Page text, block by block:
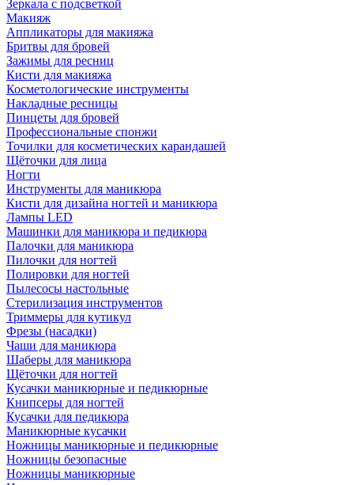
Зеркала с подсветкой
Макияж
Аппликаторы для макияжа
Бритвы для бровей
Зажимы для ресниц
Кисти для макияжа
Косметологические инструменты
Накладные ресницы
Пинцеты для бровей
Профессиональные спонжи
Точилки для косметических карандашей
Щёточки для лица
Ногти
Инструменты для маникюра
Кисти для дизайна ногтей и маникюра
Лампы LED
Машинки для маникюра и педикюра
Палочки для маникюра
Пилочки для ногтей
Полировки для ногтей
Пылесосы настольные
Стерилизация инструментов
Триммеры для кутикул
Фрезы (насадки)
Чаши для маникюра
Шаберы для маникюра
Щёточки для ногтей
Кусачки маникюрные и педикюрные
Книпсеры для ногтей
Кусачки для педикюра
Маникюрные кусачки
Ножницы маникюрные и педикюрные
Ножницы безопасные
Ножницы маникюрные